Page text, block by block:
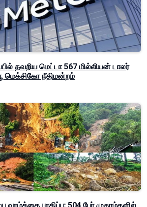
தவறிய மெட்டா 567 மில்லியன் டாலர்
மெக்சிகோ நீதிமன்றம்